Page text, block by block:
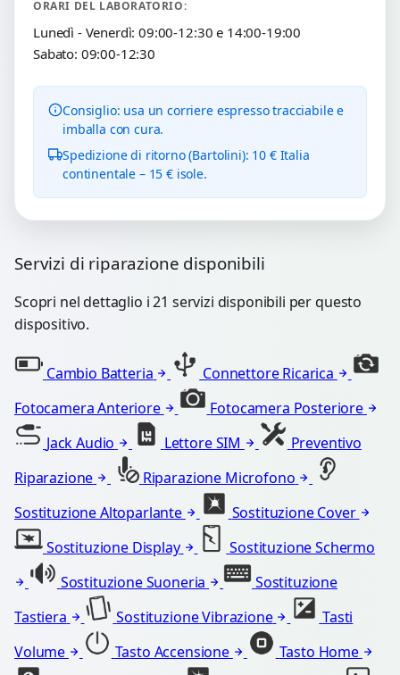
ORARI DEL LABORATORIO:
Lunedì - Venerdì: 09:00-12:30 e 14:00-19:00
Sabato: 09:00-12:30
Consiglio: usa un corriere espresso tracciabile e
imballa con cura.
Spedizione di ritorno (Bartolini): 10 € Italia
continentale – 15 € isole.
Servizi di riparazione disponibili
Scopri nel dettaglio i 21 servizi disponibili per questo
dispositivo.
Cambio Batteria
Connettore Ricarica
Fotocamera Anteriore
Fotocamera Posteriore
Jack Audio
Lettore SIM
Preventivo
Riparazione
Riparazione Microfono
Sostituzione Altoparlante
Sostituzione Cover
Sostituzione Display
Sostituzione Schermo
Sostituzione Suoneria
Sostituzione
Tastiera
Sostituzione Vibrazione
Tasti
Volume
Tasto Accensione
Tasto Home